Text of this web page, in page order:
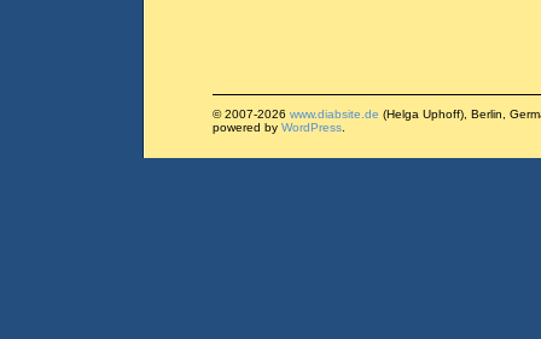
© 2007-2026 www.diabsite.de (Helga Uphoff), Berlin,
powered by WordPress.